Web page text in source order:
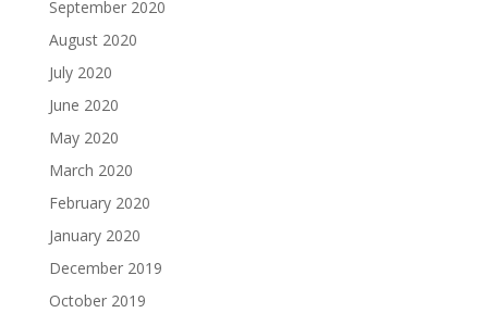
September 2020
August 2020
July 2020
June 2020
May 2020
March 2020
February 2020
January 2020
December 2019
October 2019